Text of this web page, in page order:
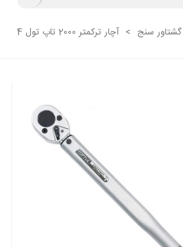
گشتاور سنج >
آچار ترکمتر 2000 تاپ تول 4